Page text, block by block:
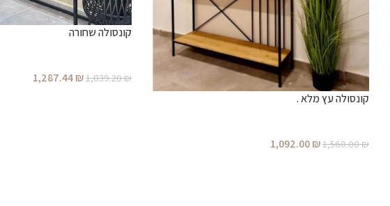
קונסולה עץ מלא .
1,560.00₪
1,092.00₪
קונסולה שחורה
1,839.20₪
1,287.44₪